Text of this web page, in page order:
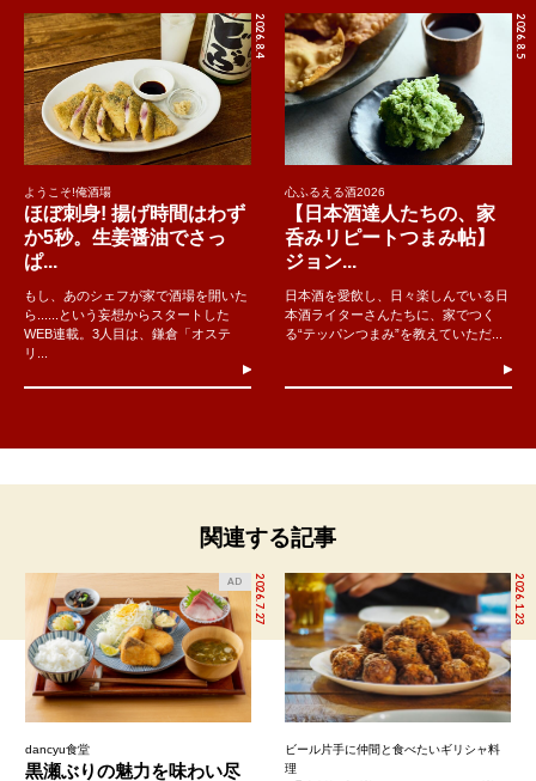
2026.8.4
ようこそ!俺酒場
ほぼ刺身! 揚げ時間はわず
か5秒。生姜醤油でさっ
ぱ...
もし、あのシェフが家で酒場を開いた
ら......という妄想からスタートした
WEB連載。3人目は、鎌倉「オステ
リ...
2026.8.5
心ふるえる酒2026
【日本酒達人たちの、家
呑みリピートつまみ帖】
ジョン...
日本酒を愛飲し、日々楽しんでいる日
本酒ライターさんたちに、家でつく
る“テッパンつまみ”を教えていただ...
関連する記事
2026.7.27
AD
dancyu食堂
黒瀬ぶりの魅力を味わい尽
2026.1.23
ビール片手に仲間と食べたいギリシャ料
理